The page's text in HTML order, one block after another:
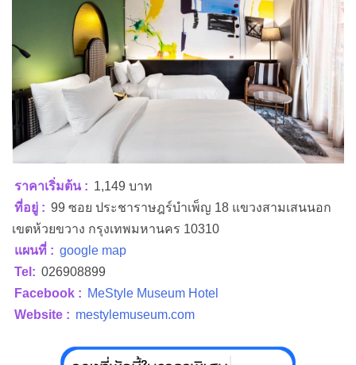
ราคาเริ่มต้น :1,149 บาท
ที่อยู่ :
99 ซอย ประชาราษฎร์บำเพ็ญ 18 แขวงสามเสนนอก
เขตห้วยขวาง กรุงเทพมหานคร 10310
แผนที่ :
google map
Tel:026908899
Facebook :
MeStyle Museum Hotel
Website : mestylemuseum.com